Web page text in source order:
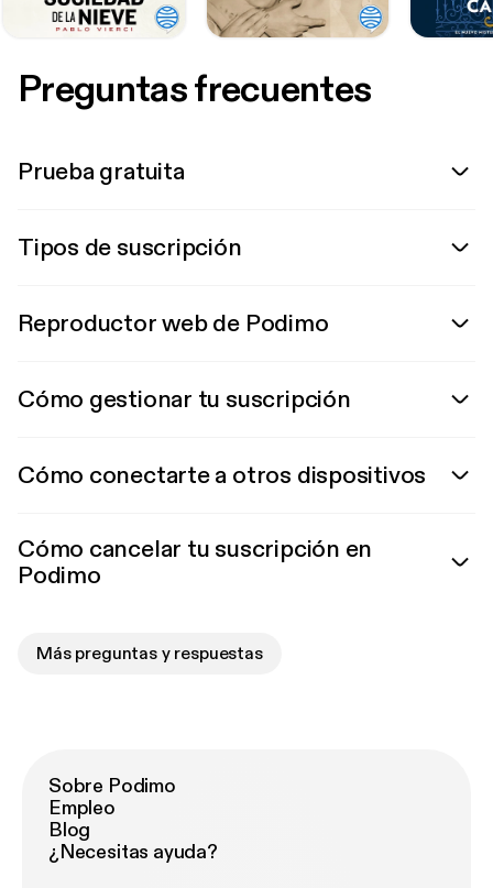
Preguntas frecuentes
Prueba gratuita
Tipos de suscripción
Reproductor web de Podimo
Cómo gestionar tu suscripción
Cómo conectarte a otros dispositivos
Cómo cancelar tu suscripción en
Podimo
Más preguntas y respuestas
Sobre Podimo
Empleo
Blog
¿Necesitas ayuda?